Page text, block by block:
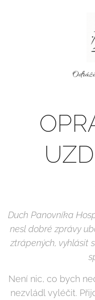
Odráží
Duch Panovníka
nesl dobré zprávy
ztrápených, vyhlásit
Není nic, co bych
nezvládl vyléčit.